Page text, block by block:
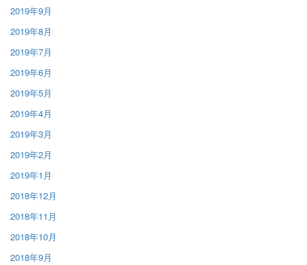
2019年9月
2019年8月
2019年7月
2019年6月
2019年5月
2019年4月
2019年3月
2019年2月
2019年1月
2018年12月
2018年11月
2018年10月
2018年9月